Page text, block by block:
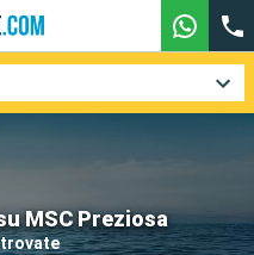
MSC Preziosa